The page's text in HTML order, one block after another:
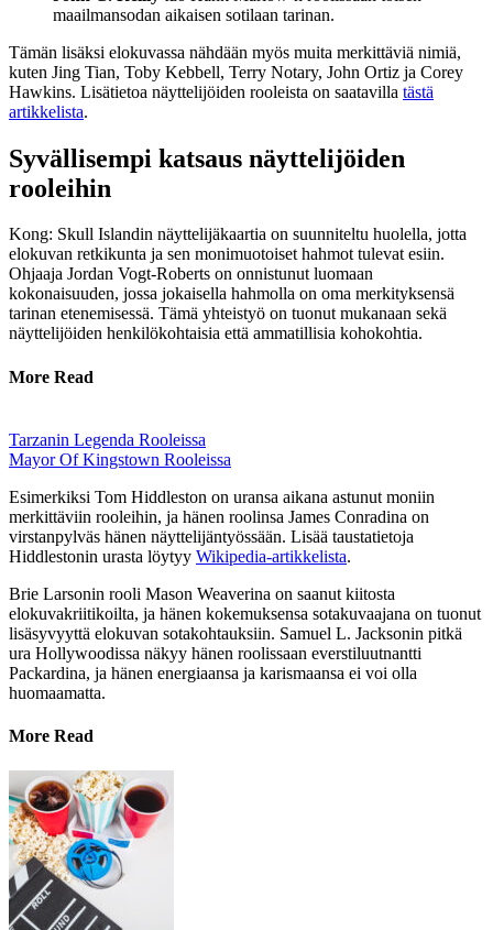
maailmansodan aikaisen sotilaan tarinan.
Tämän lisäksi elokuvassa nähdään myös muita merkittäviä nimiä,
kuten Jing Tian, Toby Kebbell, Terry Notary, John Ortiz ja Corey
Hawkins. Lisätietoa näyttelijöiden rooleista on saatavilla tästä
artikkelista.
Syvällisempi katsaus näyttelijöiden
rooleihin
Kong: Skull Islandin näyttelijäkaartia on suunniteltu huolella, jotta
elokuvan retkikunta ja sen monimuotoiset hahmot tulevat esiin.
Ohjaaja Jordan Vogt-Roberts on onnistunut luomaan
kokonaisuuden, jossa jokaisella hahmolla on oma merkityksensä
tarinan etenemisessä. Tämä yhteistyö on tuonut mukanaan sekä
näyttelijöiden henkilökohtaisia että ammatillisia kohokohtia.
More Read
Tarzanin Legenda Rooleissa
Mayor Of Kingstown Rooleissa
Esimerkiksi Tom Hiddleston on uransa aikana astunut moniin
merkittäviin rooleihin, ja hänen roolinsa James Conradina on
virstanpylväs hänen näyttelijäntyössään. Lisää taustatietoja
Hiddlestonin urasta löytyy Wikipedia-artikkelista.
Brie Larsonin rooli Mason Weaverina on saanut kiitosta
elokuvakriitikoilta, ja hänen kokemuksensa sotakuvaajana on tuonut
lisäsyvyyttä elokuvan sotakohtauksiin. Samuel L. Jacksonin pitkä
ura Hollywoodissa näkyy hänen roolissaan everstiluutnantti
Packardina, ja hänen energiaansa ja karismaansa ei voi olla
huomaamatta.
More Read